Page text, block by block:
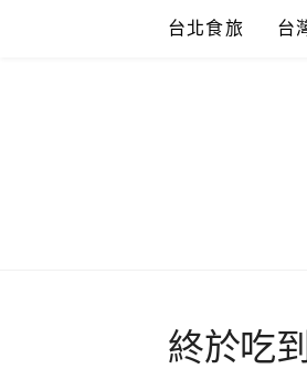
台北食旅 台
終於吃